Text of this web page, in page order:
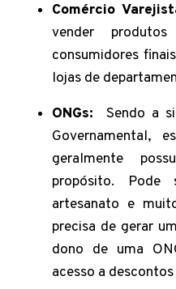
Comércio
vender
consumidores
lojas de
ONGs: Sendo a
Governamental,
geralmente
propósito. Pode
artesanato e
precisa de gerar
dono de uma
acesso a